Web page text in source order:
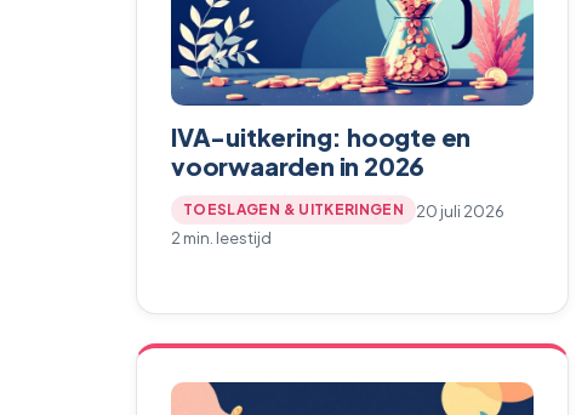
IVA-uitkering: hoogte en
voorwaarden in 2026
TOESLAGEN & UITKERINGEN
20 juli 2026
2 min. leestijd